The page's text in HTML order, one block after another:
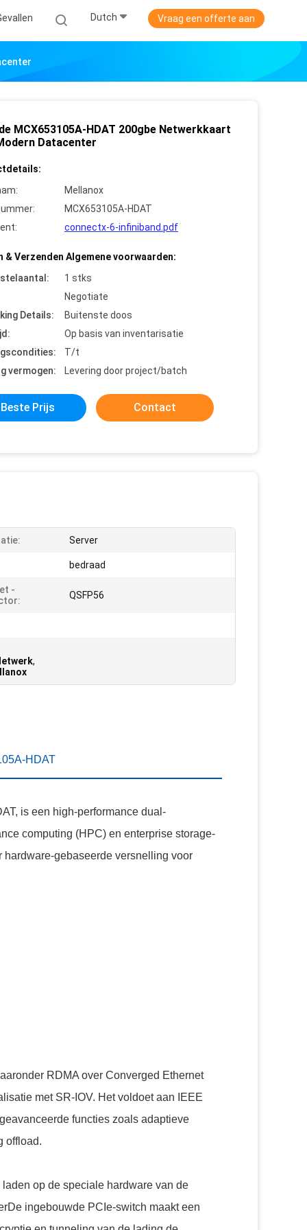
Dutch Vraag een offerte aan
MCX653105A-HDAT 200gbe Netwerkkaart
Datacenter
Mellanox
MCX653105A-HDAT
connectx-6-infiniband.pdf
& Verzenden Algemene voorwaarden:
1 stks
Negotiate
Details:
Buitenste doos
Op basis van inventarisatie
T/t
vermogen:
Levering door project/batch
Beste Prijs Contact
Server
bedraad
-
QSFP56
,
HDAT
is een high-performance dual-
computing (HPC) en enterprise storage-
gebaseerde versnelling voor
RDMA over Converged Ethernet
met SR-IOV. Het voldoet aan IEEE
functies zoals adaptieve
offload.
op de speciale hardware van de
ingebouwde PCIe-switch maakt een